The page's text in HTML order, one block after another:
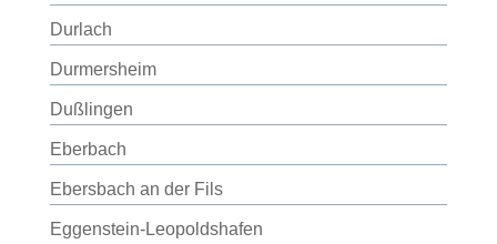
Durlach
Durmersheim
Dußlingen
Eberbach
Ebersbach an der Fils
Eggenstein-Leopoldshafen